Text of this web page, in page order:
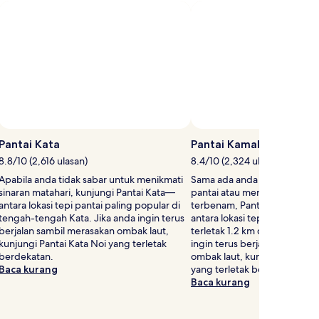
Pantai Kata
10 (2,616 ulasan)
anda tidak sabar untuk menikmati
matahari, kunjungi Pantai Kata—
lokasi tepi pantai paling popular di
tengah Kata. Jika anda ingin terus
berjalan sambil merasakan ombak laut,
kunjungi Pantai Kata Noi yang terletak
berdekatan.
Baca kurang
Pantai Kamala
8.4/10 (2,324 ulasan)
Sama ada anda ingin
pantai atau menyaksikan
terbenam, Pantai Kamala
antara lokasi tepi pantai
terletak 1.2 km dari pusat
ingin terus berjalan sambil
ombak laut, kunjungi Pantai
yang terletak berdekatan.
Baca kurang